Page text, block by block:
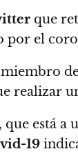
que
por el
realizar
, que está a
19